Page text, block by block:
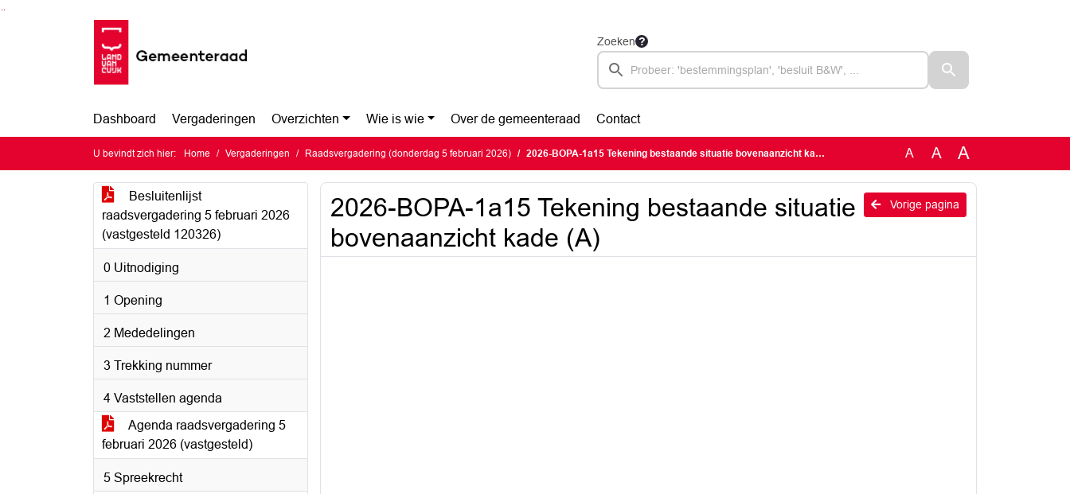
Ga naar de inhoud van deze pagina
Ga naar het zoeken
Ga naar het menu
Zoeken
Dashboard Vergaderingen Overzichten Wie is wie Over de gemeenteraad Contact
U bevindt zich hier: Home Vergaderingen Raadsvergadering (donderdag 5 februari 2026) 2026-BOPA-1a15 Tekening bestaande situatie bovenaanzicht kade (A) A A A
Besluitenlijst
raadsvergadering 5 februari 2026
(vastgesteld 120326)
0 Uitnodiging
1 Opening
2 Mededelingen
3 Trekking nummer
4 Vaststellen agenda
Agenda raadsvergadering 5
februari 2026 (vastgesteld)
5 Spreekrecht
Vorige pagina
2026-BOPA-1a15 Tekening bestaande situatie
bovenaanzicht kade (A)